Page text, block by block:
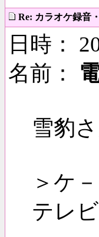
Re: カラオケ録音
日時：
名前：
雪豹
＞ケ
テレ